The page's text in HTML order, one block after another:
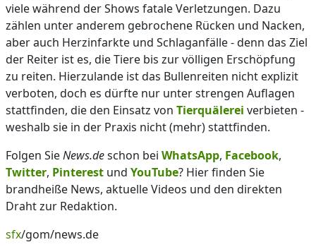
viele während der Shows fatale Verletzungen. Dazu
zählen unter anderem gebrochene Rücken und Nacken,
aber auch Herzinfarkte und Schlaganfälle - denn das Ziel
der Reiter ist es, die Tiere bis zur völligen Erschöpfung
zu reiten. Hierzulande ist das Bullenreiten nicht explizit
verboten, doch es dürfte nur unter strengen Auflagen
stattfinden, die den Einsatz von Tierquälerei verbieten -
weshalb sie in der Praxis nicht (mehr) stattfinden.
Folgen SieNews.deschon bei WhatsApp, Facebook,
Twitter, Pinterest und YouTube? Hier finden Sie
brandheiße News, aktuelle Videos und den direkten
Draht zur Redaktion.
sfx/gom/news.de